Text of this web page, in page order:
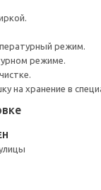
режим.
режиме.
на хранение в